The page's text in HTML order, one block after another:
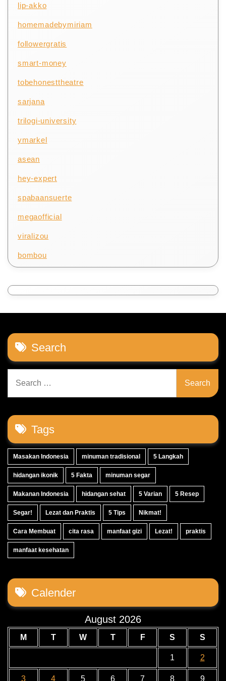
lip-akko
homemadebymiriam
followergratis
smart-money
tobehonesttheatre
sarjana
trilogi-university
ymarkel
asean
hey-expert
spabaansuerte
megaofficial
viralizou
bombou
Search
for:
Tags
Masakan Indonesia minuman tradisional 5 Langkah
hidangan ikonik 5 Fakta minuman segar
Makanan Indonesia hidangan sehat 5 Varian 5 Resep
Segar! Lezat dan Praktis 5 Tips Nikmat!
Cara Membuat cita rasa manfaat gizi Lezat! praktis
manfaat kesehatan
Calender
August 2026
M T W T F S S
1 2
3 4 5 6 7 8 9